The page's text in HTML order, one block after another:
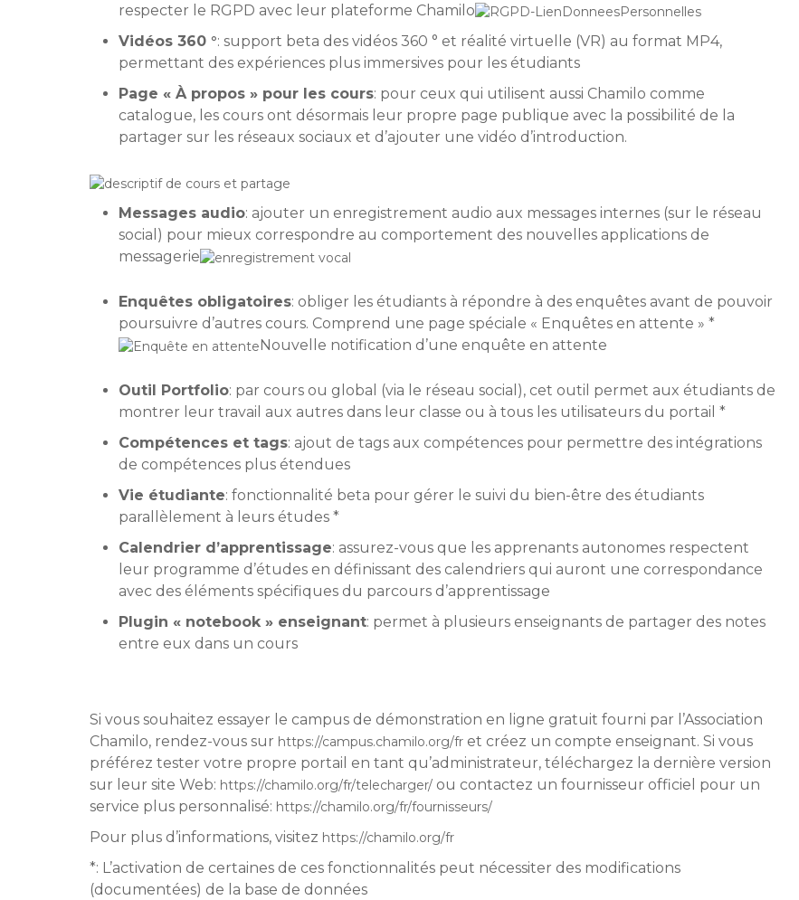
respecter le RGPD avec leur plateforme Chamilo
Vidéos 360 °: support beta des vidéos 360 ° et réalité virtuelle (VR) au format MP4,
permettant des expériences plus immersives pour les étudiants
Page « À propos » pour les cours: pour ceux qui utilisent aussi Chamilo comme
catalogue, les cours ont désormais leur propre page publique avec la possibilité de la
partager sur les réseaux sociaux et d’ajouter une vidéo d’introduction.
Messages audio: ajouter un enregistrement audio aux messages internes (sur le réseau
social) pour mieux correspondre au comportement des nouvelles applications de
messagerie
Enquêtes obligatoires: obliger les étudiants à répondre à des enquêtes avant de pouvoir
poursuivre d’autres cours. Comprend une page spéciale « Enquêtes en attente » *
Nouvelle notification d’une enquête en attente
Outil Portfolio: par cours ou global (via le réseau social), cet outil permet aux étudiants de
montrer leur travail aux autres dans leur classe ou à tous les utilisateurs du portail *
Compétences et tags: ajout de tags aux compétences pour permettre des intégrations
de compétences plus étendues
Vie étudiante: fonctionnalité beta pour gérer le suivi du bien-être des étudiants
parallèlement à leurs études *
Calendrier d’apprentissage: assurez-vous que les apprenants autonomes respectent
leur programme d’études en définissant des calendriers qui auront une correspondance
avec des éléments spécifiques du parcours d’apprentissage
Plugin « notebook » enseignant: permet à plusieurs enseignants de partager des notes
entre eux dans un cours
Si vous souhaitez essayer le campus de démonstration en ligne gratuit fourni par l’Association
Chamilo, rendez-vous sur https://campus.chamilo.org/fr et créez un compte enseignant. Si vous
préférez tester votre propre portail en tant qu’administrateur, téléchargez la dernière version
sur leur site Web: https://chamilo.org/fr/telecharger/ ou contactez un fournisseur officiel pour un
service plus personnalisé: https://chamilo.org/fr/fournisseurs/
Pour plus d’informations, visitez https://chamilo.org/fr
*: L’activation de certaines de ces fonctionnalités peut nécessiter des modifications
(documentées) de la base de données